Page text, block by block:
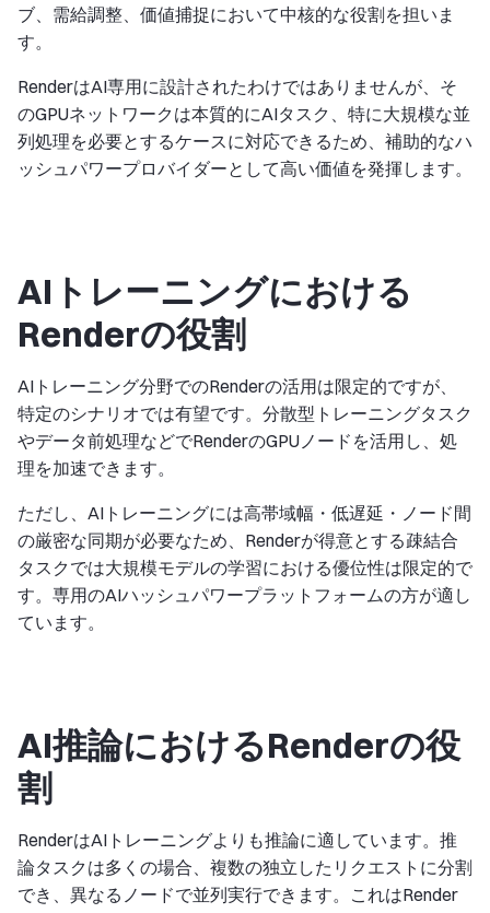
ブ、需給調整、価値捕捉において中核的な役割を担いま
す。
RenderはAI専用に設計されたわけではありませんが、そ
のGPUネットワークは本質的にAIタスク、特に大規模な並
列処理を必要とするケースに対応できるため、補助的なハ
ッシュパワープロバイダーとして高い価値を発揮します。
AIトレーニングにおける
Renderの役割
AIトレーニング分野でのRenderの活用は限定的ですが、
特定のシナリオでは有望です。分散型トレーニングタスク
やデータ前処理などでRenderのGPUノードを活用し、処
理を加速できます。
ただし、AIトレーニングには高帯域幅・低遅延・ノード間
の厳密な同期が必要なため、Renderが得意とする疎結合
タスクでは大規模モデルの学習における優位性は限定的で
す。専用のAIハッシュパワープラットフォームの方が適し
ています。
AI推論におけるRenderの役
割
RenderはAIトレーニングよりも推論に適しています。推
論タスクは多くの場合、複数の独立したリクエストに分割
でき、異なるノードで並列実行できます。これはRender